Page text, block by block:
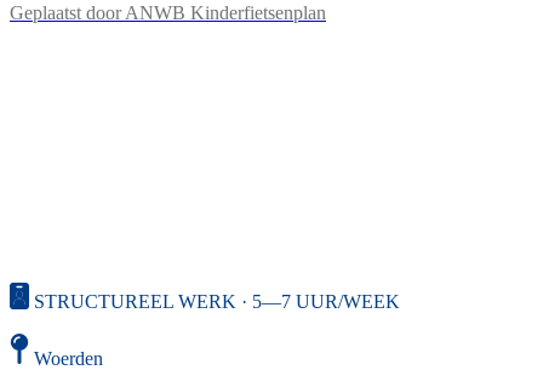
Geplaatst doorANWB Kinderfietsenplan
STRUCTUREEL WERK · 5—7 UUR/WEEK
Woerden